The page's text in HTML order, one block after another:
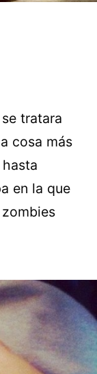
tratara
cosa más
en la que